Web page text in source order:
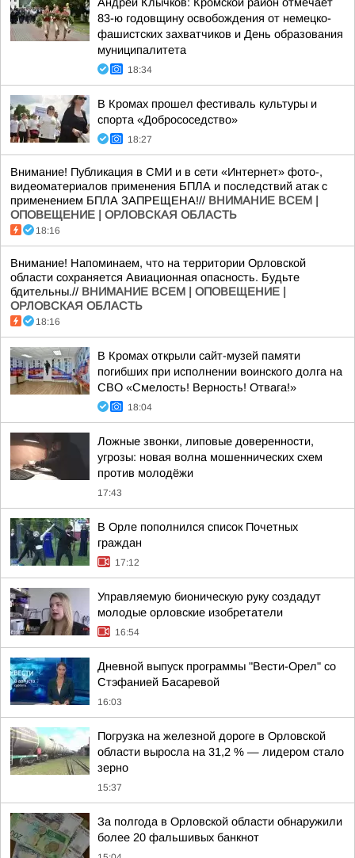
83-ю годовщину освобождения от немецко-
фашистских захватчиков и День образования
муниципалитета
18:34
В Кромах прошел фестиваль культуры и
спорта «Добрососедство»
18:27
Внимание! Публикация в СМИ и в сети «Интернет» фото-,
видеоматериалов применения БПЛА и последствий атак с
применением БПЛА ЗАПРЕЩЕНА!// ВНИМАНИЕ ВСЕМ |
ОПОВЕЩЕНИЕ | ОРЛОВСКАЯ ОБЛАСТЬ
18:16
Внимание! Напоминаем, что на территории Орловской
области сохраняется Авиационная опасность. Будьте
бдительны.// ВНИМАНИЕ ВСЕМ | ОПОВЕЩЕНИЕ |
ОРЛОВСКАЯ ОБЛАСТЬ
18:16
В Кромах открыли сайт-музей памяти
погибших при исполнении воинского долга на
СВО «Смелость! Верность! Отвага!»
18:04
Ложные звонки, липовые доверенности,
угрозы: новая волна мошеннических схем
против молодёжи
17:43
В Орле пополнился список Почетных
граждан
17:12
Управляемую бионическую руку создадут
молодые орловские изобретатели
16:54
Дневной выпуск программы "Вести-Орел" со
Стэфанией Басаревой
16:03
Погрузка на железной дороге в Орловской
области выросла на 31,2 % — лидером стало
зерно
15:37
За полгода в Орловской области обнаружили
более 20 фальшивых банкнот